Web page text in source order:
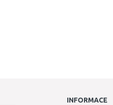
INFORMACE